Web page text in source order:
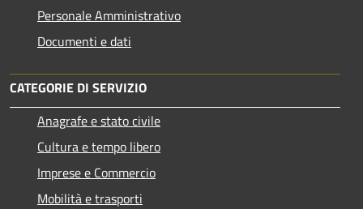
Personale Amministrativo
Documenti e dati
CATEGORIE DI SERVIZIO
Anagrafe e stato civile
Cultura e tempo libero
Imprese e Commercio
Mobilità e trasporti